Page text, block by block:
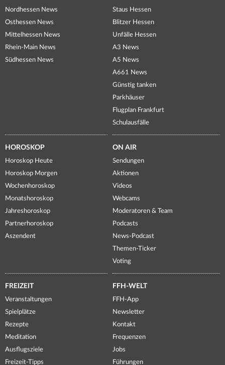
Nordhessen News
Osthessen News
Mittelhessen News
Rhein-Main News
Südhessen News
Staus Hessen
Blitzer Hessen
Unfälle Hessen
A3 News
A5 News
A661 News
Günstig tanken
Parkhäuser
Flugplan Frankfurt
Schulausfälle
HOROSKOP
Horoskop Heute
Horoskop Morgen
Wochenhoroskop
Monatshoroskop
Jahreshoroskop
Partnerhoroskop
Aszendent
ON AIR
Sendungen
Aktionen
Videos
Webcams
Moderatoren & Team
Podcasts
News-Podcast
Themen-Ticker
Voting
FREIZEIT
Veranstaltungen
Spielplätze
Rezepte
Meditation
Ausflugsziele
Freizeit-Tipps
FFH-WELT
FFH-App
Newsletter
Kontakt
Frequenzen
Jobs
Führungen